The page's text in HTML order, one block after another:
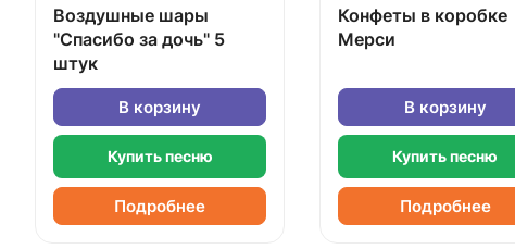
Воздушные шары
"Спасибо за дочь" 5
штук
В корзину
Купить песню
Подробнее
Конфеты в коробке
Мерси
В корзину
Купить песню
Подробнее